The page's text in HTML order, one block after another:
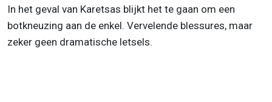
In het geval van Karetsas blijkt het te gaan om een
botkneuzing aan de enkel. Vervelende blessures, maar
zeker geen dramatische letsels.